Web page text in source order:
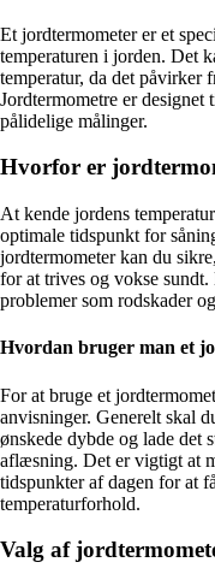
Et jordtermometer er et
temperaturen i jorden. Det
temperatur, da det
Jordtermometre er
pålidelige målinger.
Hvorfor er
At kende jordens
optimale tidspunkt for
jordtermometer kan du
for at trives og vokse
problemer som rodskader
Hvordan bruger man et
For at bruge et
anvisninger. Generelt skal
ønskede dybde og lade det
aflæsning. Det er vigtigt at
tidspunkter af dagen for at
temperaturforhold.
Valg af